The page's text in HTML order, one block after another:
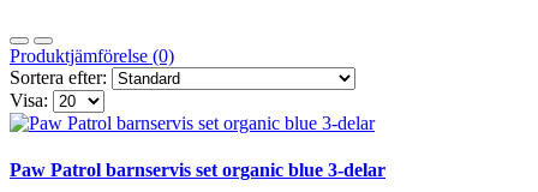
Produktjämförelse (0)
Sortera efter:
Visa:
Paw Patrol barnservis set organic blue 3-delar